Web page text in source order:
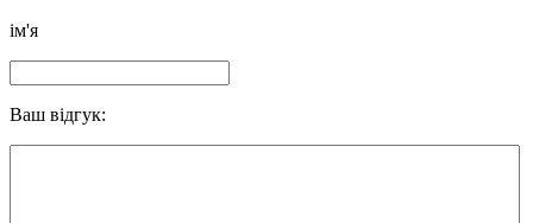
ім'я
Ваш відгук: